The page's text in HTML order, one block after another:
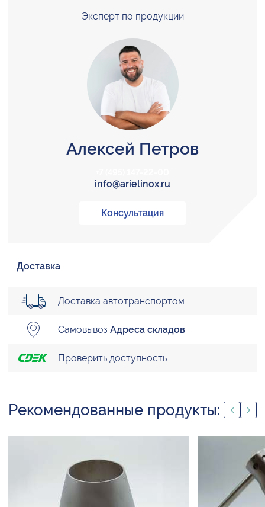
Эксперт по продукции
Алексей Петров
info@arielinox.ru
Консультация
Доставка
Доставка автотранспортом
Самовывоз Адреса складов
Проверить доступность
Рекомендованные продукты: